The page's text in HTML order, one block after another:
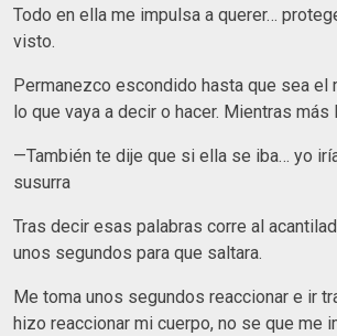
Todo en ella me impulsa a querer…
visto.
Permanezco escondido hasta que sea el
lo que vaya a decir o hacer. Mientras
—También te dije que si ella se iba… yo
susurra
Tras decir esas palabras corre al
unos segundos para que saltara.
Me toma unos segundos reaccionar e ir
hizo reaccionar mi cuerpo, no se que me